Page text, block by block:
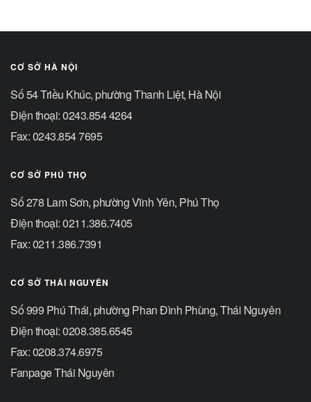
CƠ SỞ HÀ NỘI
Số 54 Triều Khúc, phường Thanh Liệt, Hà Nội
Điện thoại: 0243.854 4264
Fax: 0243.854 7695
CƠ SỞ PHÚ THỌ
Số 278 Lam Sơn, phường Vĩnh Yên, Phú Thọ
Điện thoại: 0211.386.7405
Fax: 0211.386.7391
CƠ SỞ THÁI NGUYÊN
Số 999 Phú Thái, phường Phan Đình Phùng, Thái Nguyên
Điện thoại: 0208.385.6545
Fax: 0208.374.6975
Fanpage Thái Nguyên